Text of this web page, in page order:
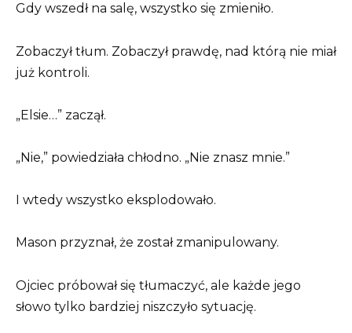
Gdy wszedł na salę, wszystko się zmieniło.
Zobaczył tłum. Zobaczył prawdę, nad którą nie miał
już kontroli.
„Elsie…” zaczął.
„Nie,” powiedziała chłodno. „Nie znasz mnie.”
I wtedy wszystko eksplodowało.
Mason przyznał, że został zmanipulowany.
Ojciec próbował się tłumaczyć, ale każde jego
słowo tylko bardziej niszczyło sytuację.